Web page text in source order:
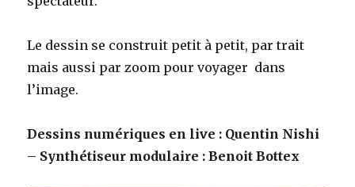
Le dessin se construit petit à petit, par trait
mais aussi par zoom pour voyager dans
l’image.
Dessins numériques en live : Quentin Nishi
– Synthétiseur modulaire : Benoit Bottex